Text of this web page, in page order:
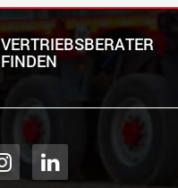
VERTRIEBSBERATER
FINDEN